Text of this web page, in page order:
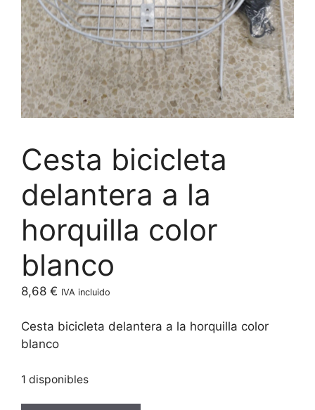
Cesta bicicleta
delantera a la
horquilla color
blanco
8,68 € IVA incluido
Cesta bicicleta delantera a la horquilla color
blanco
1 disponibles